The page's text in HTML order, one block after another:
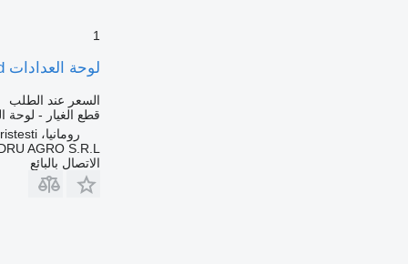
1
لوحة العدادات Modul de Control Încălzitor Umed لـ الشاحنات Webasto pentru Scania 46026A 46026B 82775A 1366184
السعر عند الطلب
قطع الغيار - لوحة
رومانيا، Cristesti
AGRO S.R.L.
الاتصال بالبائع